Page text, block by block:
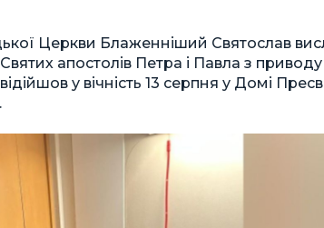
Церкви Блаженніший Святослав
апостолів Петра і Павла з
у вічність 13 серпня у Домі